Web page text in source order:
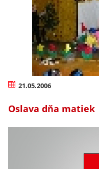
21.05.2006
Oslava dňa matiek